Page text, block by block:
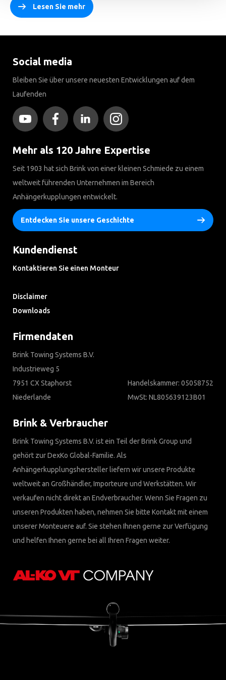
Lesen Sie mehr
Social media
Bleiben Sie über unsere neuesten Entwicklungen auf dem
Laufenden
Mehr als 120 Jahre Expertise
Seit 1903 hat sich Brink von einer kleinen Schmiede zu einem
weltweit führenden Unternehmen im Bereich
Anhängerkupplungen entwickelt.
Entdecken Sie unsere Geschichte
Kundendienst
Kontaktieren Sie einen Monteur
Disclaimer
Downloads
Firmendaten
Brink Towing Systems B.V.
Industrieweg 5
7951 CX Staphorst
Niederlande
Handelskammer: 05058752
MwSt: NL805639123B01
Brink & Verbraucher
Brink Towing Systems B.V. ist ein Teil der Brink Group und
gehört zur DexKo Global-Familie. Als
Anhängerkupplungshersteller liefern wir unsere Produkte
weltweit an Großhändler, Importeure und Werkstätten. Wir
verkaufen nicht direkt an Endverbraucher. Wenn Sie Fragen zu
unseren Produkten haben, nehmen Sie bitte Kontakt mit einem
unserer Monteuere auf. Sie stehen Ihnen gerne zur Verfügung
und helfen Ihnen gerne bei all Ihren Fragen weiter.